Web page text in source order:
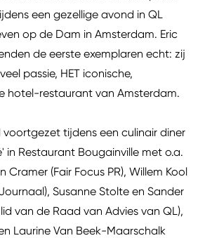
een gezellige avond in QL
op de Dam in Amsterdam. Eric
de eerste exemplaren echt: zij
passie, HET iconische,
hotel-restaurant van Amsterdam.
tijdens een culinair diner
in Restaurant Bougainville met o.a.
Cramer (Fair Focus PR), Willem Kool
Susanne Stolte en Sander
van de Raad van Advies van QL),
Laurine Van Beek-Maarschalk